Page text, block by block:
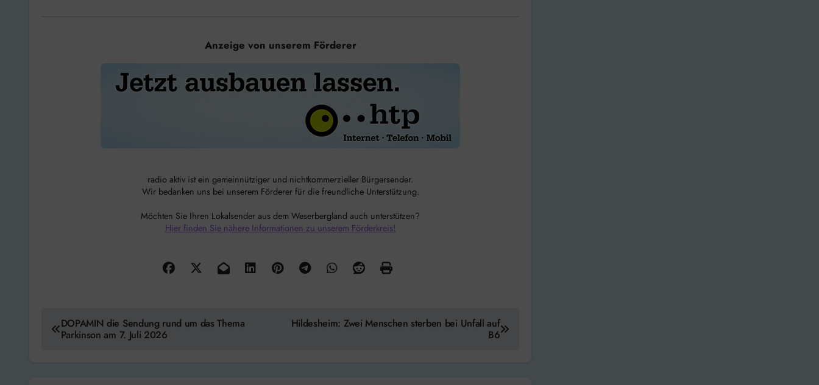
Anzeige von unserem Förderer
radio aktiv ist ein gemeinnütziger und nichtkommerzieller Bürgersender.
Wir bedanken uns bei unserem Förderer für die freundliche Unterstützung.
Möchten Sie Ihren Lokalsender aus dem Weserbergland auch unterstützen?
Hier finden Sie nähere Informationen zu unserem Förderkreis!
Beitragsnavigation
DOPAMIN die Sendung rund um das Thema
Parkinson am 7. Juli 2026
Hildesheim: Zwei Menschen sterben bei Unfall auf
B6